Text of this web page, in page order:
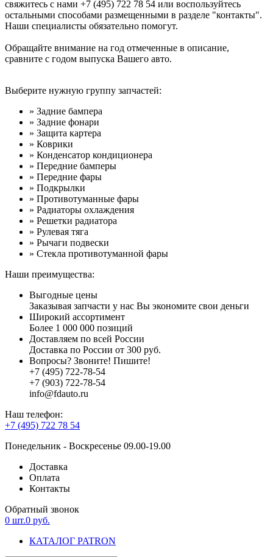
свяжитесь с нами +7 (495) 722 78 54 или воспользуйтесь
остальными способами размещенными в разделе "контакты".
Наши специалисты обязательно помогут.
Обращайте внимание на год отмеченные в описание,
сравните с годом выпуска Вашего авто.
Выберите нужную группу запчастей:
» Задние бампера
» Задние фонари
» Защита картера
» Коврики
» Конденсатор кондиционера
» Передние бамперы
» Передние фары
» Подкрылки
» Противотуманные фары
» Радиаторы охлаждения
» Решетки радиатора
» Рулевая тяга
» Рычаги подвески
» Стекла противотуманной фары
Наши преимущества:
Выгодные цены
Заказывая запчасти у нас Вы экономите свои деньги
Широкий ассортимент
Более 1 000 000 позиций
Доставляем по всей России
Доставка по России от 300 руб.
Вопросы? Звоните! Пишите!
+7 (495) 722-78-54
+7 (903) 722-78-54
info@fdauto.ru
Наш телефон:
+7 (495) 722 78 54
Понедельник - Воскресенье 09.00-19.00
Доставка
Оплата
Контакты
Обратный звонок
0 шт.0 руб.
КАТАЛОГ PATRON